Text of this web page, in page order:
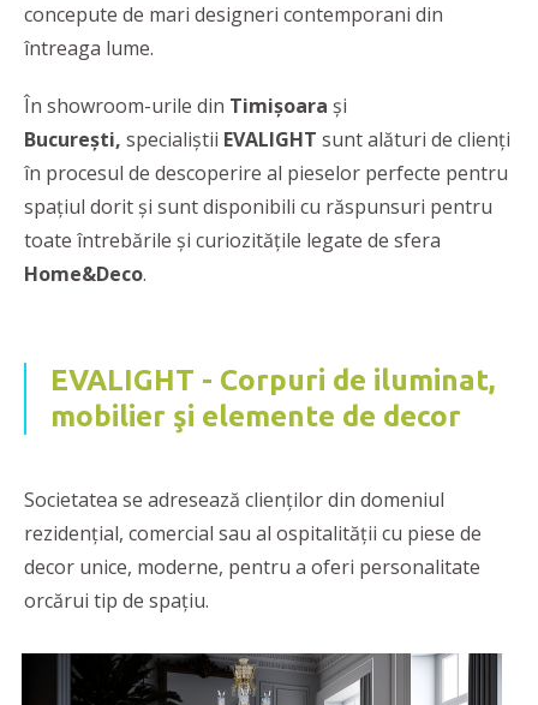
concepute de mari designeri contemporani din
întreaga lume.
În showroom-urile din Timișoara și
București, specialiștii EVALIGHT sunt alături de clienţi
în procesul de descoperire al pieselor perfecte pentru
spațiul dorit și sunt disponibili cu răspunsuri pentru
toate întrebările și curiozitățile legate de sfera
Home&Deco.
EVALIGHT - Corpuri de iluminat,
mobilier şi elemente de decor
Societatea se adresează clienţilor din domeniul
rezidenţial, comercial sau al ospitalităţii cu piese de
decor unice, moderne, pentru a oferi personalitate
orcărui tip de spaţiu.